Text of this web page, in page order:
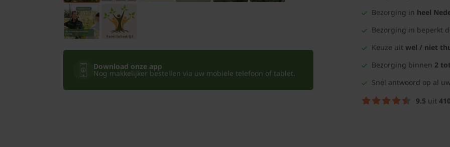
Bloempotten
Download onze app
Nog makkelijker bestellen via uw mobiele telefoon of tablet.
Bezorging in heel
Bezorging in beperkt
Keuze uit wel / niet
Bezorging binnen 2
Snel antwoord op al
9.5 uit